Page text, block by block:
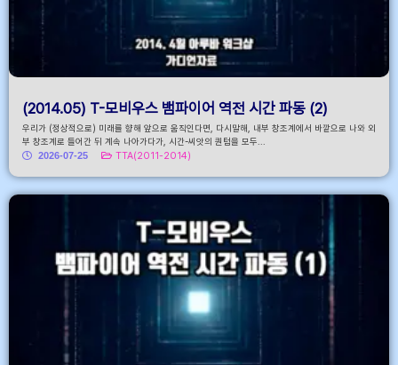
(2014.05) T-모비우스 뱀파이어 역전 시간 파동 (2)
우리가 (정상적으로) 미래를 향해 앞으로 움직인다면, 다시말해, 내부 창조계에서 바깥으로 나와 외
부 창조계로 들어간 뒤 계속 나아가다가, 시간-씨앗의 퀀텀을 모두...
2026-07-25
TTA(2011-2014)